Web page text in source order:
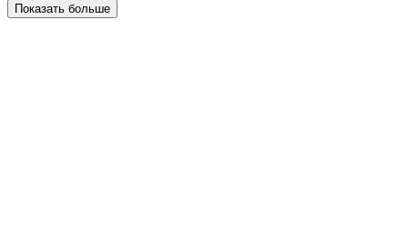
Показать больше